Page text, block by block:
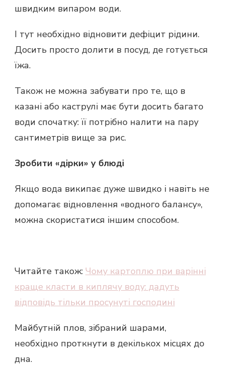
швидким випаром води.
І тут необхідно відновити дефіцит рідини.
Досить просто долити в посуд, де готується
їжа.
Також не можна забувати про те, що в
казані або каструлі має бути досить багато
води спочатку: її потрібно налити на пару
сантиметрів вище за рис.
Зробити «дірки» у блюді
Якщо вода википає дуже швидко і навіть не
допомагає відновлення «водного балансу»,
можна скористатися іншим способом.
Читайте також: Чому картоплю при варінні
краще класти в киплячу воду: дадуть
відповідь тільки просунуті господині
Майбутній плов, зібраний шарами,
необхідно проткнути в декількох місцях до
дна.